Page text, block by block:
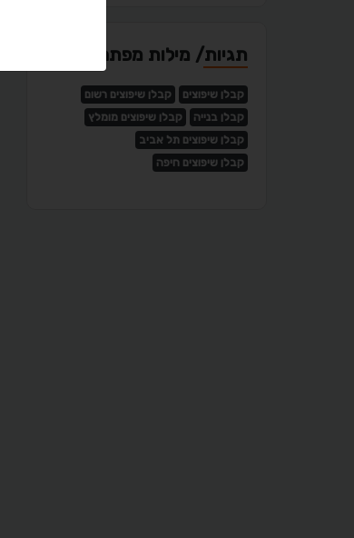
תגיות/ מילות מפתח
קבלן שיפוצים
קבלן שיפוצים רשום
קבלן בנייה
קבלן שיפוצים מומלץ
קבלן שיפוצים תל אביב
קבלן שיפוצים חיפה